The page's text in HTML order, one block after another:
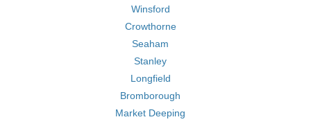
Winsford
Crowthorne
Seaham
Stanley
Longfield
Bromborough
Market Deeping